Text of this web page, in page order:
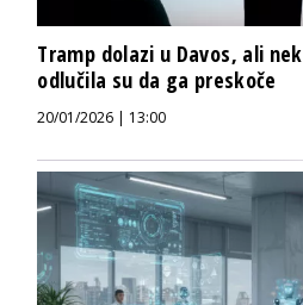
Tramp dolazi u Davos, ali
odlučila su da ga preskoče
20/01/2026 | 13:00